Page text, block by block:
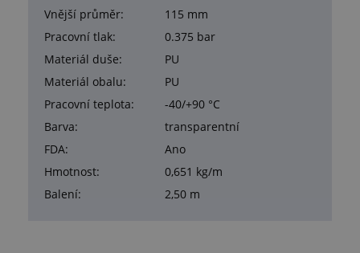
Vnější průměr:
115 mm
Pracovní tlak:
0.375 bar
Materiál duše:
PU
Materiál obalu:
PU
Pracovní teplota:
-40/+90 °C
Barva:
transparentní
FDA:
Ano
Hmotnost:
0,651 kg/m
Balení:
2,50 m